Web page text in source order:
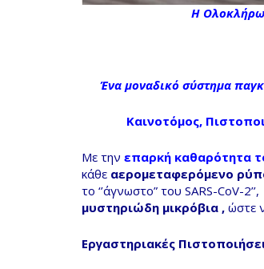
Η
Ένα μοναδικό σύστημα
Καινοτόμος,
Με την επαρκή καθαρότητα
κάθε αερομεταφερόμενο
το ‘’άγνωστο” του SARS-CoV-2’’,
μυστηριώδη μικρόβια , ώστε
Εργαστηριακές